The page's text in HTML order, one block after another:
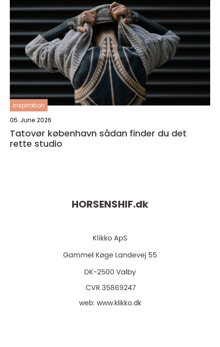
inspiration
05. June 2026
Tatovør københavn sådan finder du det
rette studio
HORSENSHIF.dk
web: www.klikko.dk